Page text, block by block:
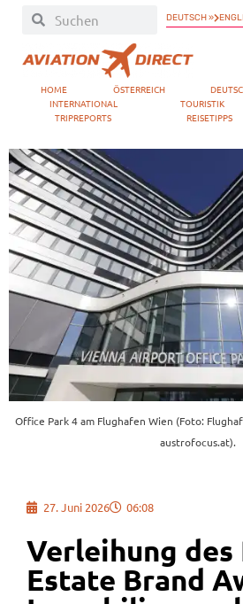
DEUTSCH »
HOME ÖSTERREICH
INTERNATIONAL
TOURISTIK
TRIPREPORTS
REISETIPPS
Office Park 4 am Flughafen Wien (Foto:
austrofocus.at).
27. Juni 2026 06:08
Verleihung des
Estate Brand